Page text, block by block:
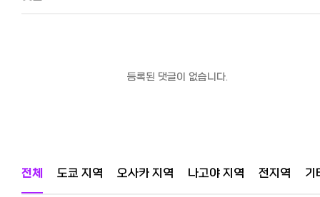
등록된 댓글이 없습니다.
전체 도쿄 지역 오사카 지역 나고야 지역 전지역 기